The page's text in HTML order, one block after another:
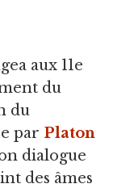
aux 11e
du
du
par Platon
dialogue
des âmes